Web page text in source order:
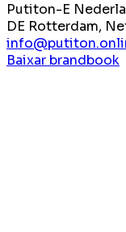
Putiton-E
DE Rotterdam,
Baixar brandbook